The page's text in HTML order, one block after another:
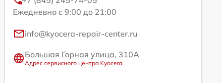
Ежедневно с 9:00 до 21:00
info@kyocera-repair-center.ru
Большая Горная улица, 310А
Адрес сервисного центра Kyocera